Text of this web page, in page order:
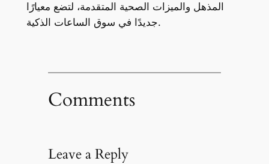
المذهل والميزات الصحية المتقدمة، لتضع معيارًا
جديدًا في سوق الساعات الذكية.
Comments
Leave a Reply